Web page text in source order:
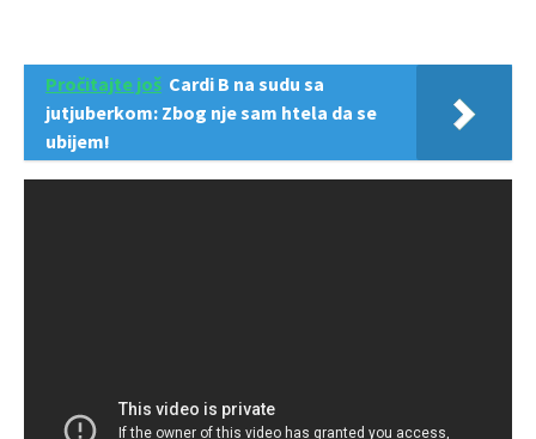
Pročitajte još Cardi B na sudu sa
jutjuberkom: Zbog nje sam htela da se
ubijem!